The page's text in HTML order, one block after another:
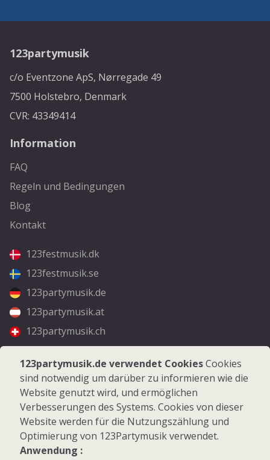
123partymusik
c/o Eventzone ApS, Nørregade 49
7500 Holstebro, Denmark
CVR: 43349414
Information
FAQ
Regeln und Bedingungen
Blog
Kontakt
123festmusik.dk
123festmusik.se
123partymusik.de
123partymusik.at
123partymusik.ch
Folgen Sie uns
Facebook
Instagram
123partymusik.de verwendet CookiesCookies
sind notwendig um darüber zu informieren wie die
Website genutzt wird, und ermöglichen
Verbesserungen des Systems. Cookies von dieser
Website werden für die Nutzungszählung und
Optimierung von 123Partymusik verwendet.
Anwendung :